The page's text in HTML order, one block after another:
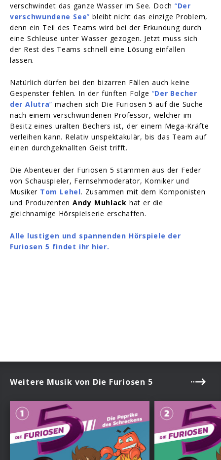
verschwindet das ganze Wasser im See. Doch“Der
verschwundene See”bleibt nicht das einzige Problem,
denn ein Teil des Teams wird bei der Erkundung durch
eine Schleuse unter Wasser gezogen. Jetzt muss sich
der Rest des Teams schnell eine Lösung einfallen
lassen.
Natürlich dürfen bei den bizarren Fällen auch keine
Gespenster fehlen. In der fünften Folge “Der Becher
der Alutra” machen sich Die Furiosen 5 auf die Suche
nach einem verschwundenen Professor, welcher im
Besitz eines uralten Bechers ist, der einem Mega-Kräfte
verleihen kann. Relativ unspektakulär, bis das Team auf
einen durchgeknallten Geist trifft.
Die Abenteuer der Furiosen 5 stammen aus der Feder
von Schauspieler, Fernsehmoderator, Komiker und
Musiker Tom Lehel. Zusammen mit dem Komponisten
und ProduzentenAndy Muhlack hat er die
gleichnamige Hörspielserie erschaffen.
Alle lustigen und spannenden Hörspiele der
Furiosen 5 findet ihr hier.
Weitere Musik von Die Furiosen 5